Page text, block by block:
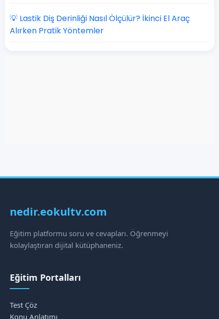
💡 Lastik Diş Derinliği Nasıl Ölçülür? İkinci El Araç
Alırken Pratik Yöntemler
nedir.eokultv.com
Eğitim platformu soru ve cevapları. Öğrenmeyi
kolaylaştıran dijital kütüphaneniz.
Eğitim Portalları
Test Çöz
Konu Anlatımı